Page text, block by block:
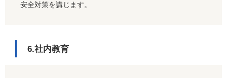
安全対策を講じます。
6.社内教育